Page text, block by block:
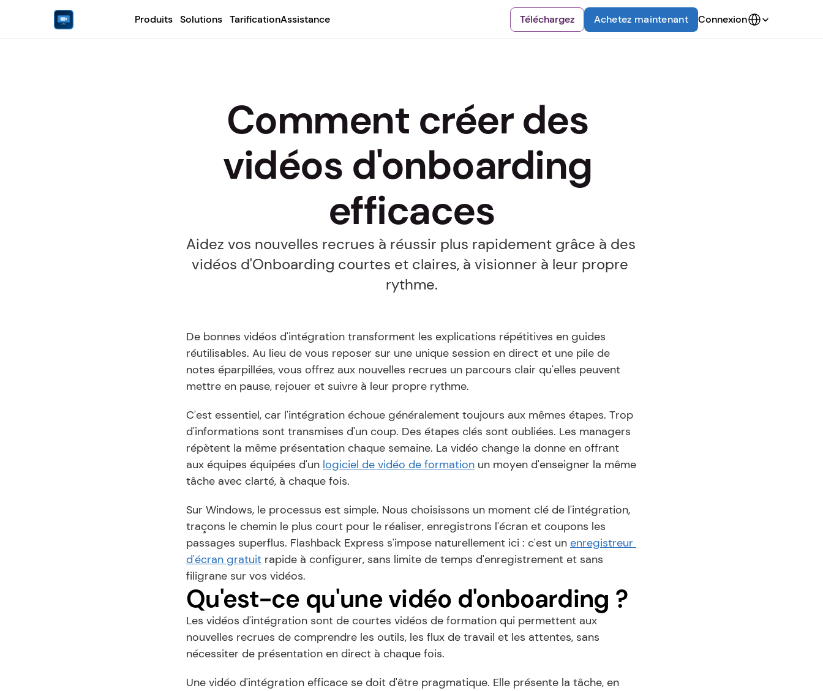
Produits Solutions TarificationAssistance Téléchargez Achetez maintenant Connexion
Comment créer des
vidéos d'onboarding
efficaces
Aidez vos nouvelles recrues à réussir plus rapidement grâce à des
vidéos d'Onboarding courtes et claires, à visionner à leur propre
rythme.
De bonnes vidéos d'intégration transforment les explications répétitives en guides
réutilisables. Au lieu de vous reposer sur une unique session en direct et une pile de
notes éparpillées, vous offrez aux nouvelles recrues un parcours clair qu'elles peuvent
mettre en pause, rejouer et suivre à leur propre rythme.
C'est essentiel, car l'intégration échoue généralement toujours aux mêmes étapes. Trop
d'informations sont transmises d'un coup. Des étapes clés sont oubliées. Les managers
répètent la même présentation chaque semaine. La vidéo change la donne en offrant
aux équipes équipées d'un logiciel de vidéo de formation un moyen d'enseigner la même
tâche avec clarté, à chaque fois.
Sur Windows, le processus est simple. Nous choisissons un moment clé de l'intégration,
traçons le chemin le plus court pour le réaliser, enregistrons l'écran et coupons les
passages superflus. Flashback Express s'impose naturellement ici : c'est un enregistreur
d'écran gratuit rapide à configurer, sans limite de temps d'enregistrement et sans
filigrane sur vos vidéos.
Qu'est-ce qu'une vidéo d'onboarding ?
Les vidéos d'intégration sont de courtes vidéos de formation qui permettent aux
nouvelles recrues de comprendre les outils, les flux de travail et les attentes, sans
nécessiter de présentation en direct à chaque fois.
Une vidéo d'intégration efficace se doit d'être pragmatique. Elle présente la tâche, en